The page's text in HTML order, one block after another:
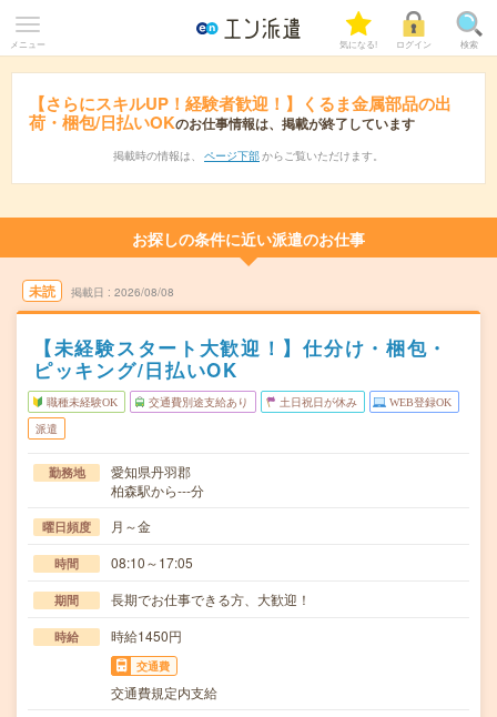
メニュー 気になる! ログイン 検索
【さらにスキルUP！経験者歓迎！】くるま金属部品の出
荷・梱包/日払いOKのお仕事情報は、掲載が終了しています
掲載時の情報は、 ページ下部 からご覧いただけます。
お探しの条件に近い派遣のお仕事
未読 掲載日 2026/08/08
【未経験スタート大歓迎！】仕分け・梱包・
ピッキング/日払いOK
職種未経験OK 交通費別途支給あり 土日祝日が休み WEB登録OK
派遣
勤務地
愛知県丹羽郡
柏森駅から---分
曜日頻度 月～金
時間 08:10～17:05
期間 長期でお仕事できる方、大歓迎！
時給 時給1450円
交通費
交通費規定内支給